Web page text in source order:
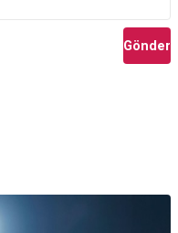
Gönder